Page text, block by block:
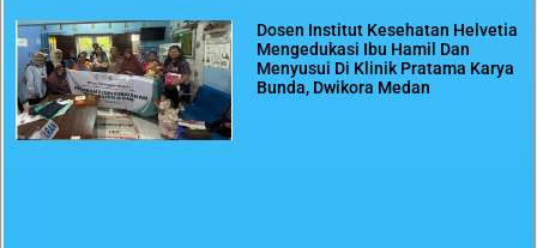
Dosen Institut Kesehatan Helvetia
Mengedukasi Ibu Hamil Dan
Menyusui Di Klinik Pratama Karya
Bunda, Dwikora Medan